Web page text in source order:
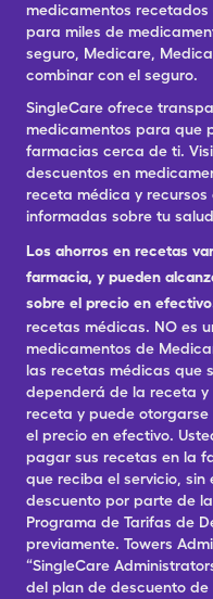
medicamentos
para miles de
seguro, Medicare,
combinar con el seguro.
SingleCare ofrece
medicamentos para que
farmacias cerca de ti.
descuentos en
receta médica y
informadas sobre tu
Los ahorros en recetas
farmacia, y pueden
sobre el precio en
recetas médicas. NO es
medicamentos de
las recetas médicas que
dependerá de la receta
receta y puede otorgarse
el precio en efectivo.
pagar sus recetas en la
que reciba el servicio,
descuento por parte de
Programa de Tarifas de
previamente. Towers
“SingleCare
del plan de descuento